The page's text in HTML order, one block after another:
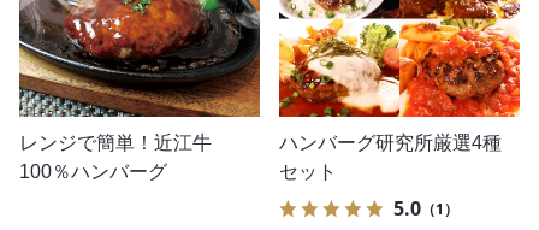
レンジで簡単！近江牛
100％ハンバーグ
ハンバーグ研究所厳選4種
セット
5.0 （1）